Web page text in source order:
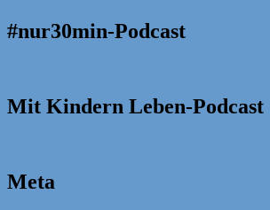
#nur30min-Podcast
Mit Kindern Leben-Podcast
Meta